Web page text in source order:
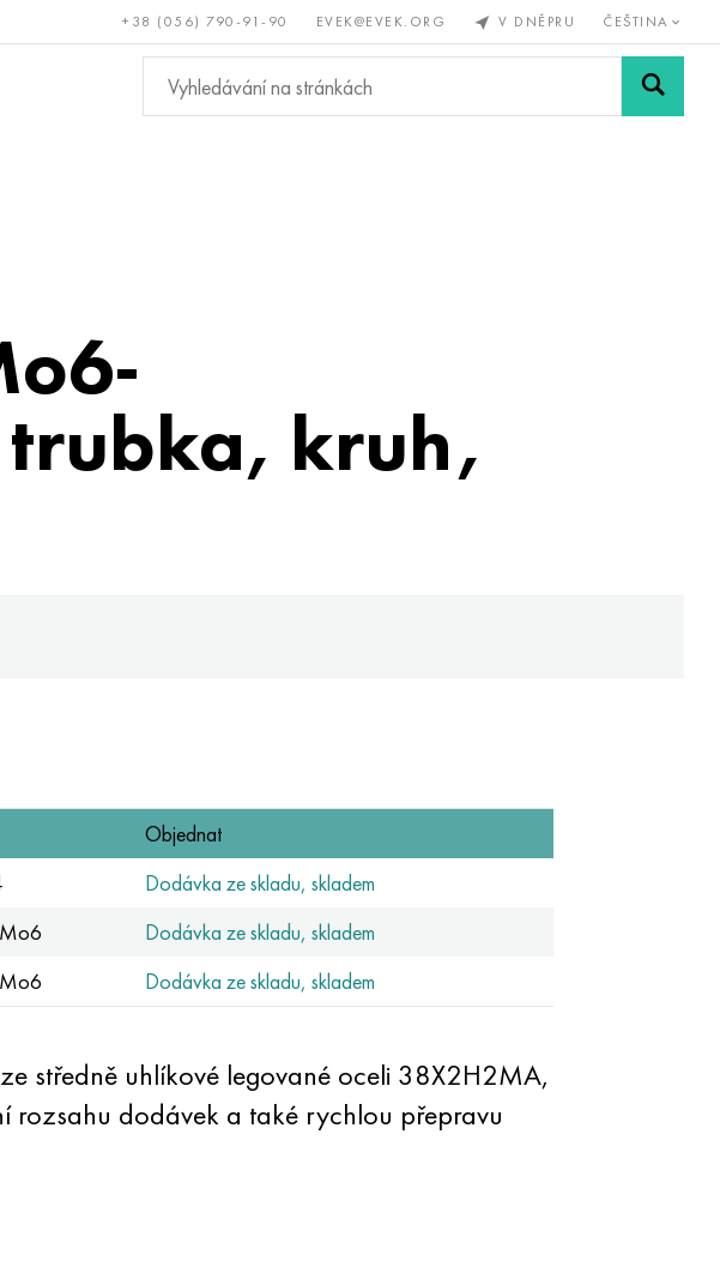
+38 (056) 790-91-90 EVEK@EVEK.ORG V DNĚPRU ČEŠTINA
Neželezné
kovy
Legovaná Sítě a
kruh,
Objednat
Dodávka ze skladu, skladem
Dodávka ze skladu, skladem
Dodávka ze skladu, skladem
středně uhlíkové legované oceli 38X2H2MA,
dodávek a také rychlou přepravu